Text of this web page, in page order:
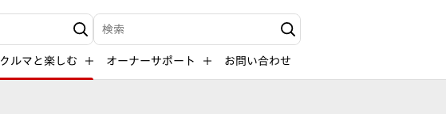
検索キーワード入力
クルマと楽しむ オーナーサポート お問い合わせ